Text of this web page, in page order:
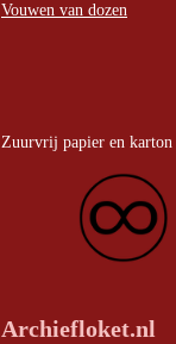
Vouwen van dozen
Zuurvrij papier en karton
Archiefloket.nl